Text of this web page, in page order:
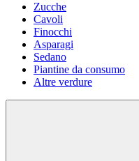
Zucche
Cavoli
Finocchi
Asparagi
Sedano
Piantine da consumo
Altre verdure